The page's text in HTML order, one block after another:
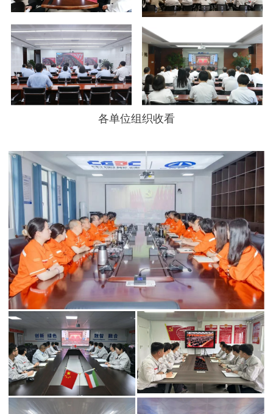
各单位组织收看